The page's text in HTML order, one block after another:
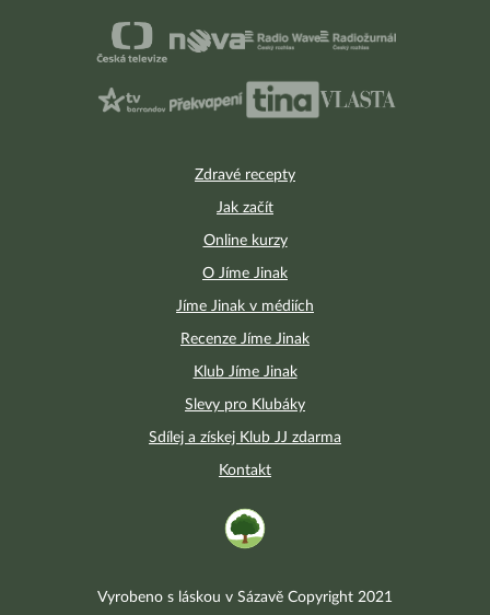
Zdravé recepty
Jak začít
Online kurzy
O Jíme Jinak
Jíme Jinak v médiích
Recenze Jíme Jinak
Klub Jíme Jinak
Slevy pro Klubáky
Sdílej a získej Klub JJ zdarma
Kontakt
Vyrobeno s láskou v Sázavě Copyright 2021